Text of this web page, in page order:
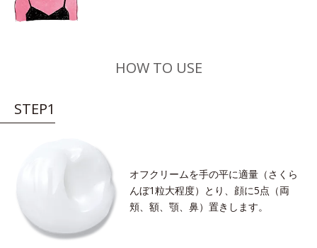
HOW TO USE
STEP1
オフクリームを手の平に適量（さくら
んぼ1粒大程度）とり、顔に5点（両
頬、額、顎、鼻）置きします。